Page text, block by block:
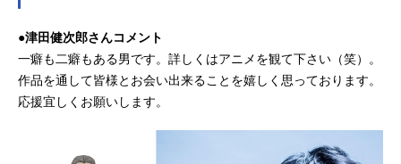
●津田健次郎さんコメント
一癖も二癖もある男です。詳しくはアニメを観て下さい（笑）。
作品を通して皆様とお会い出来ることを嬉しく思っております。
応援宜しくお願いします。